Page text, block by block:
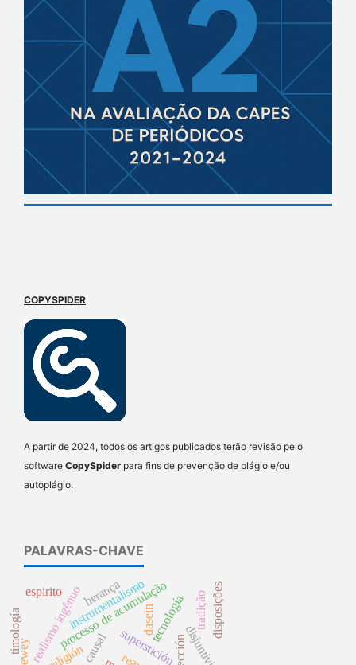
COPYSPIDER
A partir de 2024, todos os artigos publicados terão revisão pelo
software CopySpider para fins de prevenção de plágio e/ou
autoplágio.
PALAVRAS-CHAVE
superstición
processo de acumulação
religión
realismo ingênuo tecnología
instrumentalismo
dewey
espirito
dasein
herança tradiçãodisposições
timología